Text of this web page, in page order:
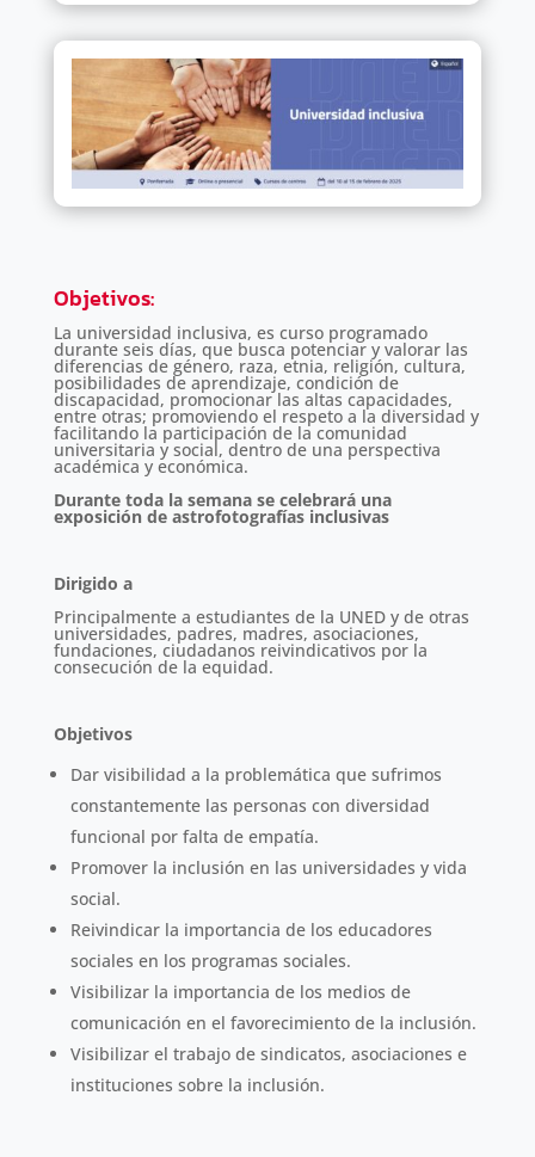
Objetivos:
La universidad inclusiva, es curso programado
durante seis días, que busca potenciar y valorar las
diferencias de género, raza, etnia, religión, cultura,
posibilidades de aprendizaje, condición de
discapacidad, promocionar las altas capacidades,
entre otras; promoviendo el respeto a la diversidad y
facilitando la participación de la comunidad
universitaria y social, dentro de una perspectiva
académica y económica.
Durante toda la semana se celebrará una
exposición de astrofotografías inclusivas
Dirigido a
Principalmente a estudiantes de la UNED y de otras
universidades, padres, madres, asociaciones,
fundaciones, ciudadanos reivindicativos por la
consecución de la equidad.
Objetivos
Dar visibilidad a la problemática que sufrimos
constantemente las personas con diversidad
funcional por falta de empatía.
Promover la inclusión en las universidades y vida
social.
Reivindicar la importancia de los educadores
sociales en los programas sociales.
Visibilizar la importancia de los medios de
comunicación en el favorecimiento de la inclusión.
Visibilizar el trabajo de sindicatos, asociaciones e
instituciones sobre la inclusión.